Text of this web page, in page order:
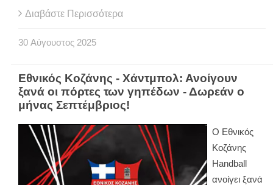
Διαβάστε Περισσότερα
30 Αύγουστος 2025
Εθνικός Κοζάνης - Χάντμπολ: Ανοίγουν
ξανά οι πόρτες των γηπέδων - Δωρεάν ο
μήνας Σεπτέμβριος!
Ο Εθνικός
Κοζάνης
Handball
ανοίγει ξανά